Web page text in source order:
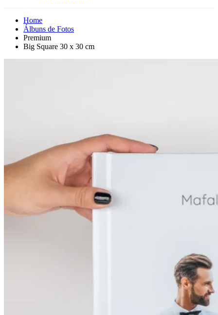
Home
Álbuns de Fotos
Premium
Big Square 30 x 30 cm